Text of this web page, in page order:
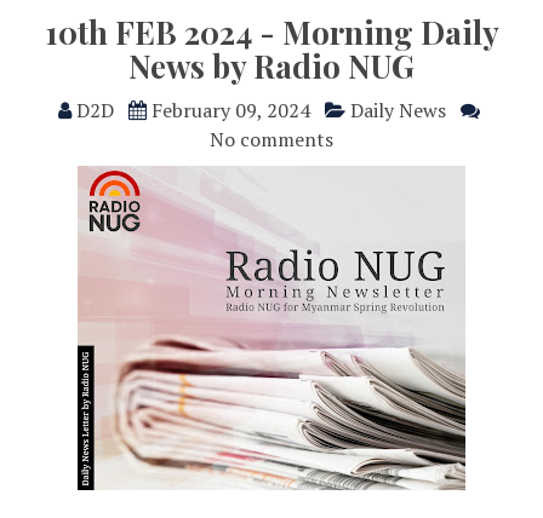
10th FEB 2024 - Morning Daily
News by Radio NUG
D2D February 09, 2024
Daily News
No comments